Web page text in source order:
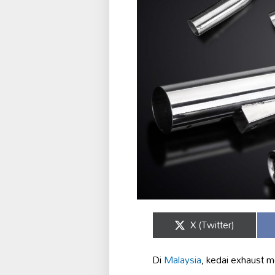
Share
on
X (Twitter)
DiMalaysia, kedai exhaust